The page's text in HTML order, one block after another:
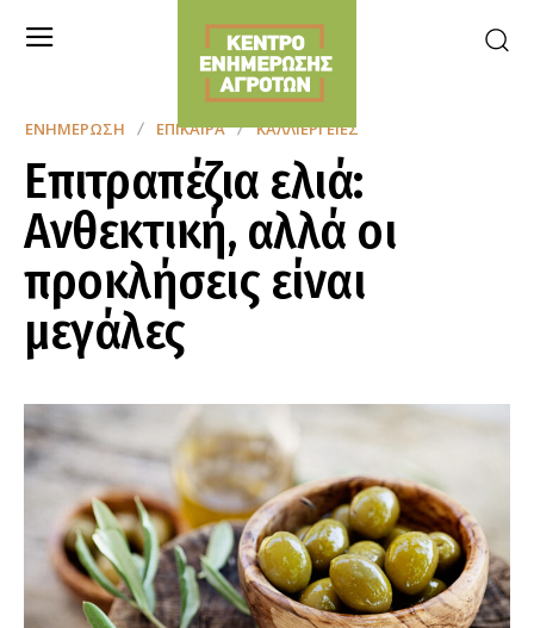
ΕΝΗΜΈΡΩΣΗ ΕΠΊΚΑΙΡΑ ΚΑΛΛΙΈΡΓΕΙΕΣ
Επιτραπέζια ελιά:
Ανθεκτική, αλλά οι
προκλήσεις είναι
μεγάλες